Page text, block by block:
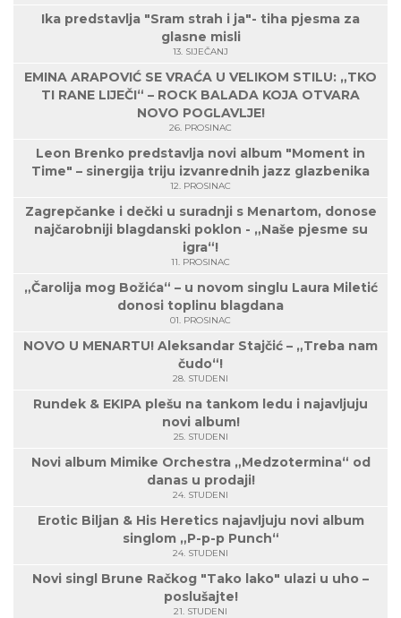
Ika predstavlja "Sram strah i ja"- tiha pjesma za
glasne misli
13. SIJEČANJ
EMINA ARAPOVIĆ SE VRAĆA U VELIKOM STILU: „TKO
TI RANE LIJEČI“ – ROCK BALADA KOJA OTVARA
NOVO POGLAVLJE!
26. PROSINAC
Leon Brenko predstavlja novi album "Moment in
Time" – sinergija triju izvanrednih jazz glazbenika
12. PROSINAC
Zagrepčanke i dečki u suradnji s Menartom, donose
najčarobniji blagdanski poklon - „Naše pjesme su
igra“!
11. PROSINAC
„Čarolija mog Božića“ – u novom singlu Laura Miletić
donosi toplinu blagdana
01. PROSINAC
NOVO U MENARTU! Aleksandar Stajčić – „Treba nam
čudo“!
28. STUDENI
Rundek & EKIPA plešu na tankom ledu i najavljuju
novi album!
25. STUDENI
Novi album Mimike Orchestra „Medzotermina“ od
danas u prodaji!
24. STUDENI
Erotic Biljan & His Heretics najavljuju novi album
singlom „P-p-p Punch“
24. STUDENI
Novi singl Brune Račkog "Tako lako" ulazi u uho –
poslušajte!
21. STUDENI